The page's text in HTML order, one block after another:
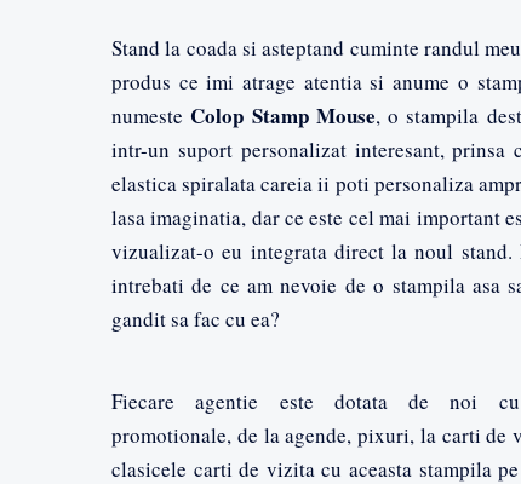
Stand la coada si asteptand cuminte randul
produs ce imi atrage atentia si anume o
numeste Colop Stamp Mouse, o stampila
intr-un suport personalizat interesant, prinsa
elastica spiralata careia ii poti personaliza
lasa imaginatia, dar ce este cel mai important
vizualizat-o eu integrata direct la noul stand.
intrebati de ce am nevoie de o stampila asa
gandit sa fac cu ea?
Fiecare agentie este dotata de noi cu
promotionale, de la agende, pixuri, la carti de
clasicele carti de vizita cu aceasta stampila